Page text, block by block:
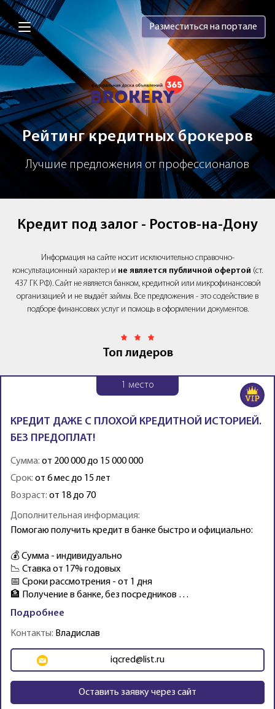
Brokery365 - Рейтинг кредитных
Разместиться на портале
Рейтинг кредитных брокеров
Лучшие предложения от профессионалов
Кредит под залог - Ростов-на-Дону
Информация на сайте носит исключительно справочно-
консультационный характер и не является публичной офертой (ст.
437 ГК РФ). Сайт не является банком, кредитной или микрофинансовой
организацией и не выдаёт займы. Все предложения - это содействие в
подборе финансовых услуг и помощь в оформлении документов.
Топ лидеров
1 место
КРЕДИТ ДАЖЕ С ПЛОХОЙ КРЕДИТНОЙ ИСТОРИЕЙ.
БЕЗ ПРЕДОПЛАТ!
Сумма: от 200 000 до 15 000 000
Срок: от 6 мес до 15 лет
Возраст: от 18 до 70
Дополнительная информация:
Помогаю получить кредит в банке быстро и официально:
💰 Сумма - индивидуально
📉 Ставка от 17% годовых
📅 Сроки рассмотрения - от 1 дня
🏦 Получение в банке, без посредников …
Подробнее
Контакты: Владислав
iqcred@list.ru
Оставить заявку через сайт